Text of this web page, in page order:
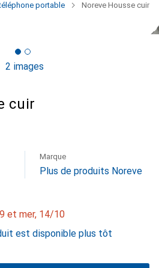
portable Noreve Housse cuir
2 images
cuir
Marque
Plus de produits Noreve
et mer, 14/10
est disponible plus tôt